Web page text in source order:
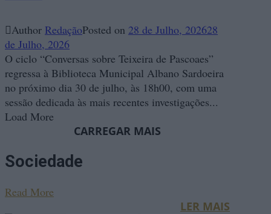
Author RedaçãoPosted on 28 de Julho, 202628
de Julho, 2026
O ciclo “Conversas sobre Teixeira de Pascoaes”
regressa à Biblioteca Municipal Albano Sardoeira
no próximo dia 30 de julho, às 18h00, com uma
sessão dedicada às mais recentes investigações...
Load More
Sociedade
Read More